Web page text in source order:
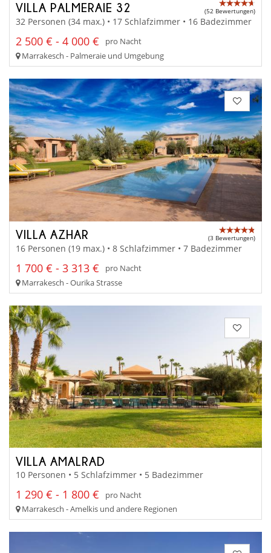
VILLA PALMERAIE 32 (52 Bewertungen)
32 Personen (34 max.) • 17 Schlafzimmer • 16 Badezimmer
2 500 € - 4 000 €
pro Nacht
Marrakesch - Palmeraie und Umgebung
VILLA AZHAR (3 Bewertungen)
16 Personen (19 max.) • 8 Schlafzimmer • 7 Badezimmer
1 700 € - 3 313 €
pro Nacht
Marrakesch - Ourika Strasse
VILLA AMALRAD
10 Personen • 5 Schlafzimmer • 5 Badezimmer
1 290 € - 1 800 €
pro Nacht
Marrakesch - Amelkis und andere Regionen